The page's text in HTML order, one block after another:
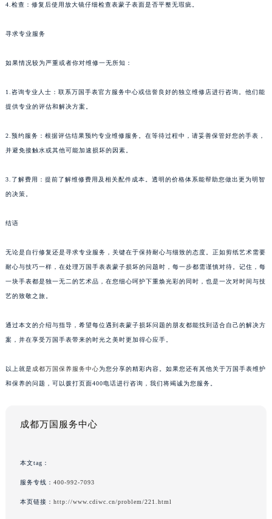
4.检查：修复后使用放大镜仔细检查表蒙子表面是否平整无瑕疵。
寻求专业服务
如果情况较为严重或者你对维修一无所知：
1.咨询专业人士：联系万国手表官方服务中心或信誉良好的独立维修店进行咨询。他们能
提供专业的评估和解决方案。
2.预约服务：根据评估结果预约专业维修服务。在等待过程中，请妥善保管好您的手表，
并避免接触水或其他可能加速损坏的因素。
3.了解费用：提前了解维修费用及相关配件成本。透明的价格体系能帮助您做出更为明智
的决策。
结语
无论是自行修复还是寻求专业服务，关键在于保持耐心与细致的态度。正如剪纸艺术需要
耐心与技巧一样，在处理万国手表表蒙子损坏的问题时，每一步都需谨慎对待。记住，每
一块手表都是独一无二的艺术品，在您细心呵护下重焕光彩的同时，也是一次对时间与技
艺的致敬之旅。
通过本文的介绍与指导，希望每位遇到表蒙子损坏问题的朋友都能找到适合自己的解决方
案，并在享受万国手表带来的时光之美时更加得心应手。
以上就是 成都万国保养服务中心为您分享的精彩内容。如果您还有其他关于万国手表维护
和保养的问题，可以拨打页面400电话进行咨询，我们将竭诚为您服务。
成都万国服务中心
本文tag：
服务专线： 400-992-7093
本页链接： http://www.cdiwc.cn/problem/221.html